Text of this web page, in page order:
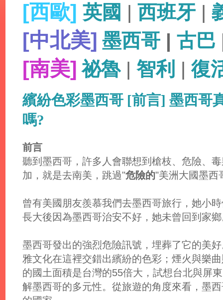
[西歐] 英國 | 西班牙 |
[中北美] 墨西哥 | 古巴
[南美] 祕魯| 智利 |復
繽紛色彩墨西哥 [前言] 墨西哥
嗎?
前言
聽到墨西哥，許多人會聯想到槍枝、危險、
加，就是去南美，跳過"危險的"美洲大國墨西
曾有美國朋友羨慕我們去墨西哥旅行，她小
長大後因為墨西哥治安不好，她未曾回到家
墨西哥發出的強烈危險訊號，埋葬了它的美
雅文化在這裡交錯出繽紛的色彩；煙火與樂
的國土面積是台灣的55倍大，試想台北與屏
解墨西哥的多元性。從旅遊的角度來看，墨